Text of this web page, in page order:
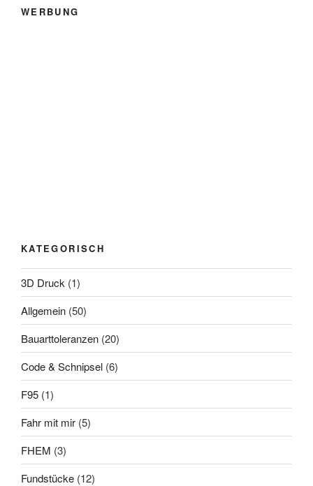
WERBUNG
KATEGORISCH
3D Druck (1)
Allgemein (50)
Bauarttoleranzen (20)
Code & Schnipsel (6)
F95 (1)
Fahr mit mir (5)
FHEM (3)
Fundstücke (12)